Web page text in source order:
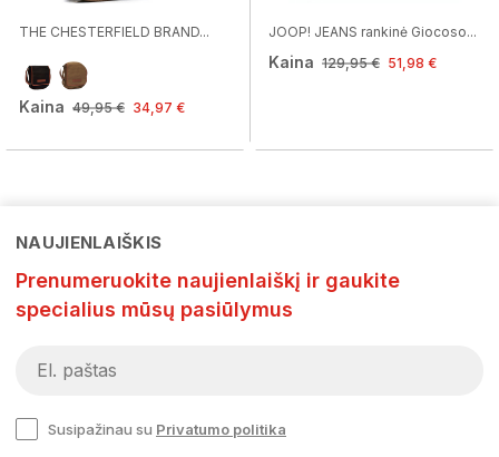
THE CHESTERFIELD BRAND...
Kaina 49,95 € 34,97 €
JOOP! JEANS rankinė Giocoso...
Kaina 129,95 € 51,98 €
NAUJIENLAIŠKIS
Prenumeruokite naujienlaiškį ir gaukite
specialius mūsų pasiūlymus
Susipažinau su Privatumo politika